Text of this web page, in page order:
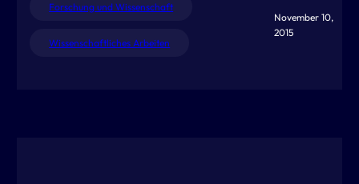
Forschung und Wissenschaft
Wissenschaftliches Arbeiten
November 10,
2015